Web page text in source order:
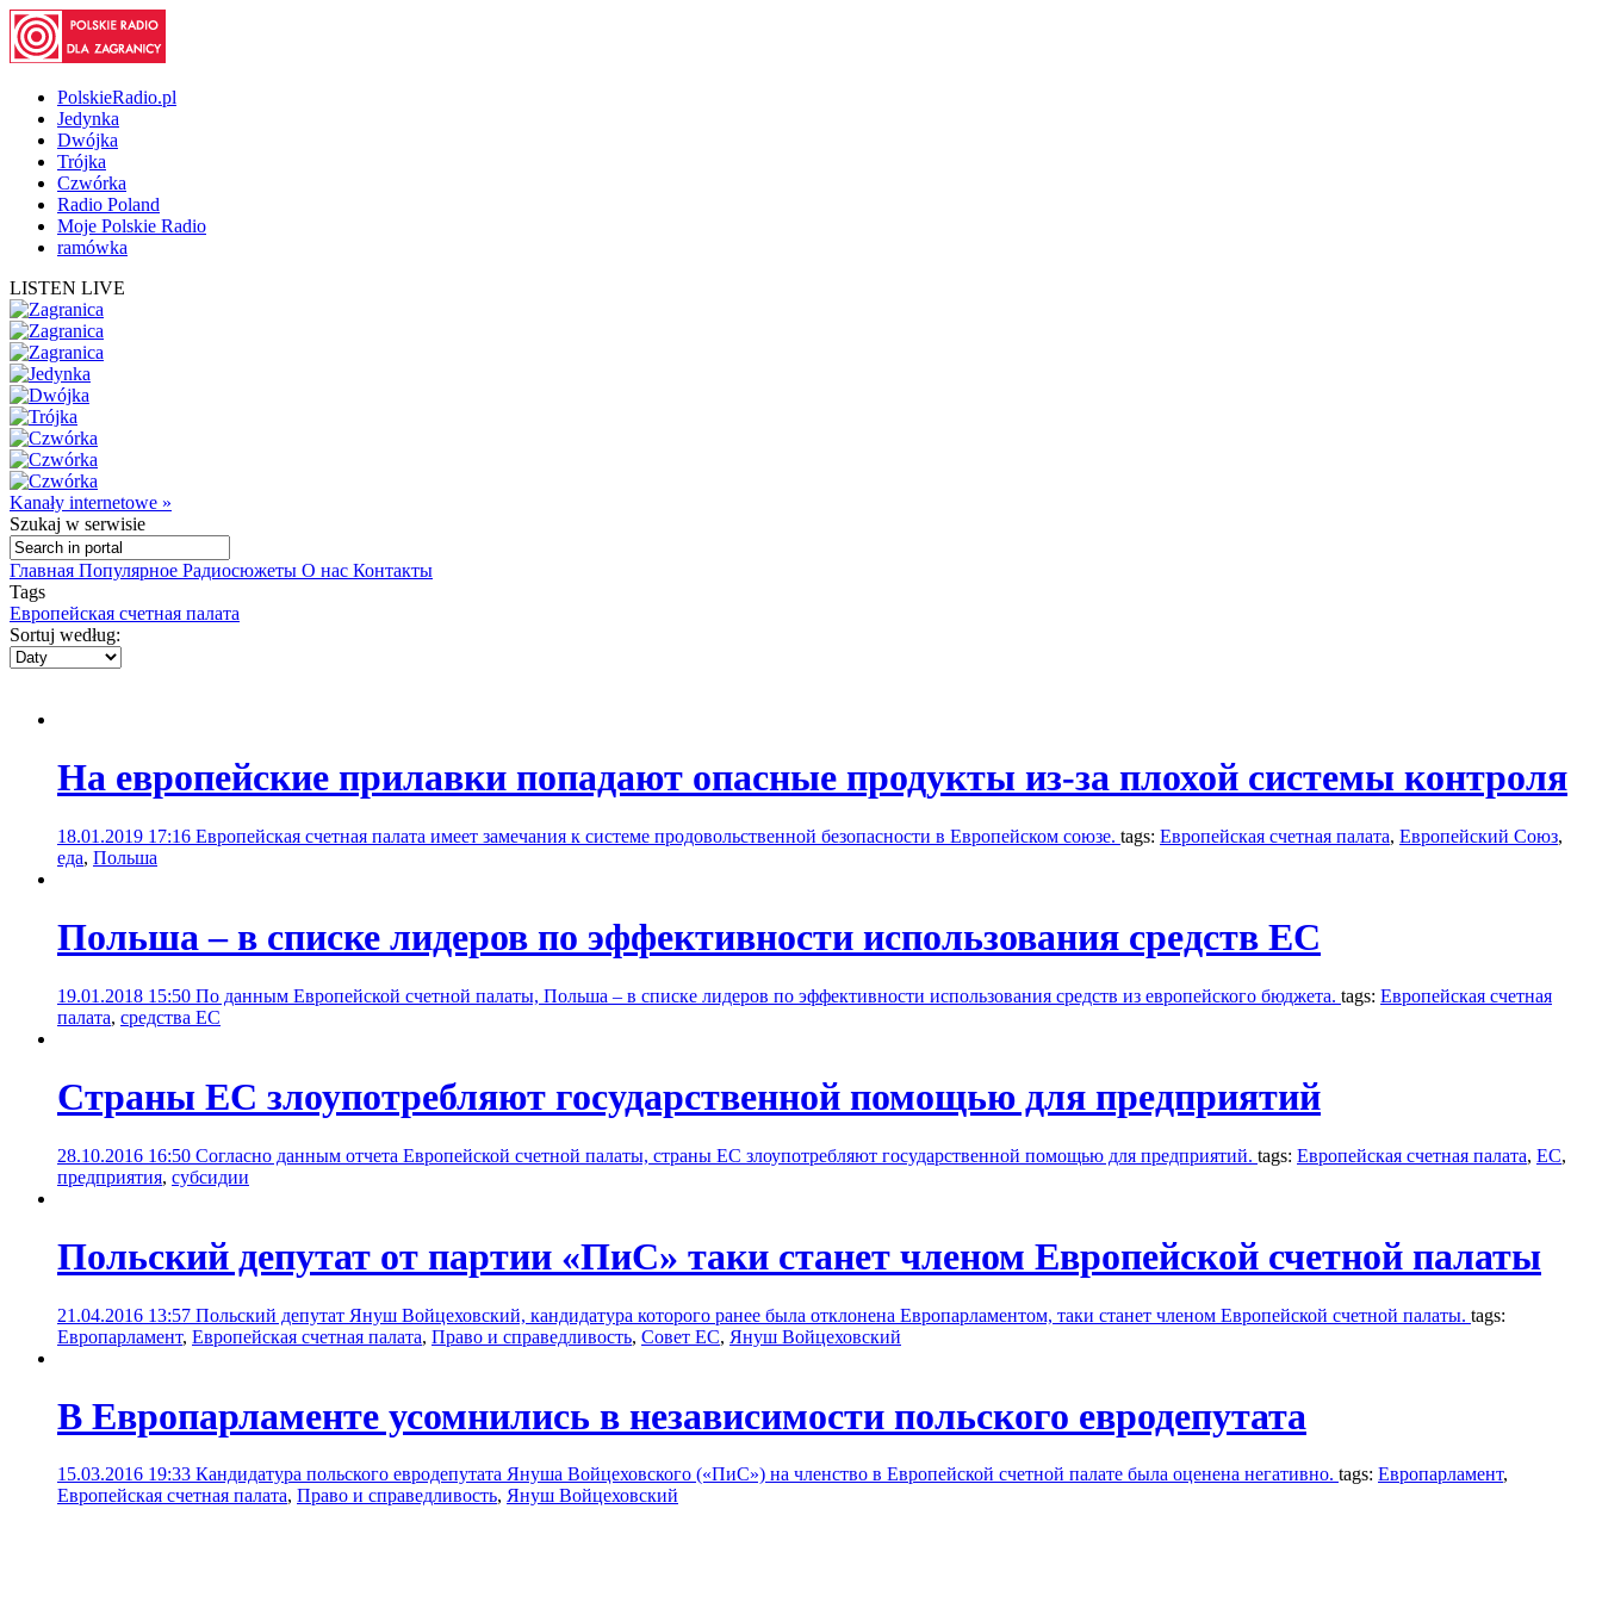
PolskieRadio.pl
Jedynka
Dwójka
Trójka
Czwórka
Radio Poland
Moje Polskie Radio
ramówka
LISTEN LIVE
Kanały internetowe »
Szukaj w serwisie
Главная Популярное Радиосюжеты О нас Контакты
Tags
Европейская счетная палата
Sortuj według:
На европейские прилавки попадают опасные продукты из-за плохой системы контроля
18.01.2019 17:16 Европейская счетная палата имеет замечания к системе продовольственной безопасности в Европейском союзе. tags: Европейская счетная палата, Европейский Союз,
еда, Польша
Польша – в списке лидеров по эффективности использования средств ЕС
19.01.2018 15:50 По данным Европейской счетной палаты, Польша – в списке лидеров по эффективности использования средств из европейского бюджета. tags: Европейская счетная
палата, средства ЕС
Страны ЕС злоупотребляют государственной помощью для предприятий
28.10.2016 16:50 Согласно данным отчета Европейской счетной палаты, страны ЕС злоупотребляют государственной помощью для предприятий. tags: Европейская счетная палата, ЕС,
предприятия, субсидии
Польский депутат от партии «ПиС» таки станет членом Европейской счетной палаты
21.04.2016 13:57 Польский депутат Януш Войцеховский, кандидатура которого ранее была отклонена Европарламентом, таки станет членом Европейской счетной палаты. tags:
Европарламент, Европейская счетная палата, Право и справедливость, Совет ЕС, Януш Войцеховский
В Европарламенте усомнились в независимости польского евродепутата
15.03.2016 19:33 Кандидатура польского евродепутата Януша Войцеховского («ПиС») на членство в Европейской счетной палате была оценена негативно. tags: Европарламент,
Европейская счетная палата, Право и справедливость, Януш Войцеховский